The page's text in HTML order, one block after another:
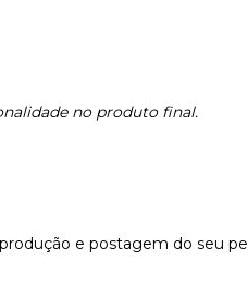
no produto final.
e postagem do seu